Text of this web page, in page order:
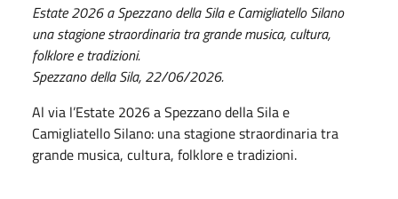
Estate 2026 a Spezzano della Sila e Camigliatello Silano
una stagione straordinaria tra grande musica, cultura,
folklore e tradizioni.
Spezzano della Sila, 22/06/2026.
Al via l’Estate 2026 a Spezzano della Sila e
Camigliatello Silano: una stagione straordinaria tra
grande musica, cultura, folklore e tradizioni.